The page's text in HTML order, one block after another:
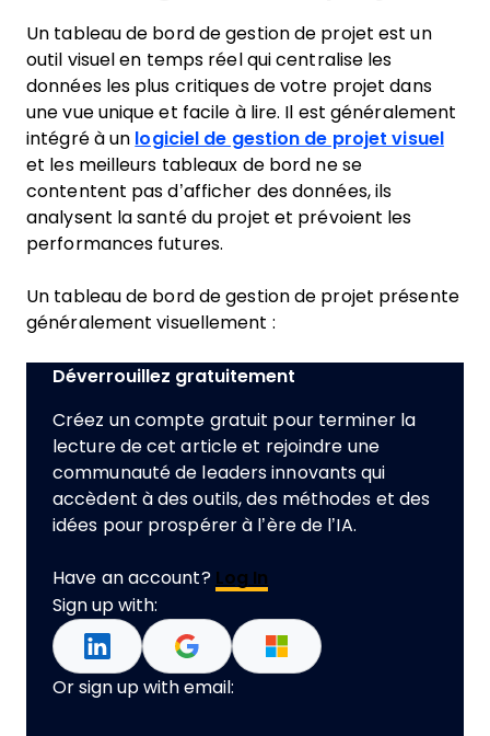
Un tableau de bord de gestion de projet est un
outil visuel en temps réel qui centralise les
données les plus critiques de votre projet dans
une vue unique et facile à lire. Il est généralement
intégré à un logiciel de gestion de projet visuel
et les meilleurs tableaux de bord ne se
contentent pas d’afficher des données, ils
analysent la santé du projet et prévoient les
performances futures.
Un tableau de bord de gestion de projet présente
généralement visuellement :
Déverrouillez gratuitement
Créez un compte gratuit pour terminer la
lecture de cet article et rejoindre une
communauté de leaders innovants qui
accèdent à des outils, des méthodes et des
idées pour prospérer à l’ère de l’IA.
Have an account? Log In
Sign up with:
Or sign up with email: